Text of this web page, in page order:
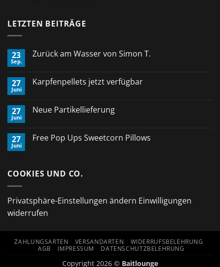
LETZTEN BEITRÄGE
23
Sep.
Zurück am Wasser von Simon T.
Zurück
Simon
T.
27
Juni
Karpfenpellets jetzt verfügbar
Karpfenpellets
27
Juni
Neue Partikellieferung
Neue
27
Juni
Free Pop Ups Sweetcorn Pillows
Pop
COOKIES UND CO.
Privatsphäre-Einstellungen ändern Einwilligungen
widerrufen
ZAHLUNGSARTEN VERSANDARTEN
WIDERRUFSBELEHRUNG
AGB
IMPRESSUM DATENSCHUTZBELEHRUNG
Copyright 2026 © Baitlounge